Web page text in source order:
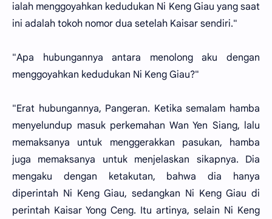
ialah menggoyahkan kedudukan Ni Keng Giau yang saat
ini adalah tokoh nomor dua setelah Kaisar sendiri."
"Apa hubungannya antara menolong aku dengan
menggoyahkan kedudukan Ni Keng Giau?"
"Erat hubungannya, Pangeran. Ketika semalam hamba
menyelundup masuk perkemahan Wan Yen Siang, lalu
memaksanya untuk menggerakkan pasukan, hamba
juga memaksanya untuk menjelaskan sikapnya. Dia
mengaku dengan ketakutan, bahwa dia hanya
diperintah Ni Keng Giau, sedangkan Ni Keng Giau di
perintah Kaisar Yong Ceng. Itu artinya, selain Ni Keng